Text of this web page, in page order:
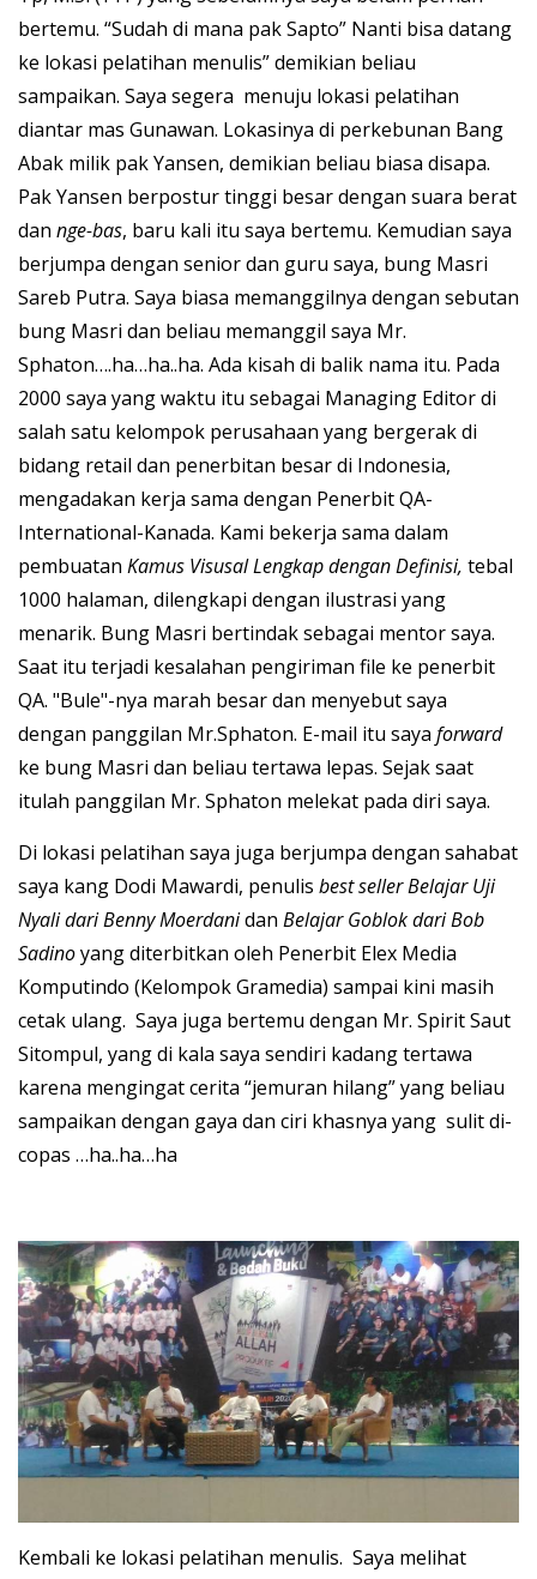
bertemu. “Sudah di mana pak Sapto” Nanti bisa datang
ke lokasi pelatihan menulis” demikian beliau
sampaikan. Saya segera menuju lokasi pelatihan
diantar mas Gunawan. Lokasinya di perkebunan Bang
Abak milik pak Yansen, demikian beliau biasa disapa.
Pak Yansen berpostur tinggi besar dengan suara berat
dan nge-bas, baru kali itu saya bertemu. Kemudian saya
berjumpa dengan senior dan guru saya, bung Masri
Sareb Putra. Saya biasa memanggilnya dengan sebutan
bung Masri dan beliau memanggil saya Mr.
Sphaton….ha…ha..ha. Ada kisah di balik nama itu. Pada
2000 saya yang waktu itu sebagai Managing Editor di
salah satu kelompok perusahaan yang bergerak di
bidang retail dan penerbitan besar di Indonesia,
mengadakan kerja sama dengan Penerbit QA-
International-Kanada. Kami bekerja sama dalam
pembuatan Kamus Visusal Lengkap dengan Definisi, tebal
1000 halaman, dilengkapi dengan ilustrasi yang
menarik. Bung Masri bertindak sebagai mentor saya.
Saat itu terjadi kesalahan pengiriman file ke penerbit
QA. "Bule"-nya marah besar dan menyebut saya
dengan panggilan Mr.Sphaton. E-mail itu saya forward
ke bung Masri dan beliau tertawa lepas. Sejak saat
itulah panggilan Mr. Sphaton melekat pada diri saya.
Di lokasi pelatihan saya juga berjumpa dengan sahabat
saya kang Dodi Mawardi, penulis best seller Belajar Uji
Nyali dari Benny Moerdanidan Belajar Goblok dari Bob
Sadinoyang diterbitkan oleh Penerbit Elex Media
Komputindo (Kelompok Gramedia) sampai kini masih
cetak ulang. Saya juga bertemu dengan Mr. Spirit Saut
Sitompul, yang di kala saya sendiri kadang tertawa
karena mengingat cerita “jemuran hilang” yang beliau
sampaikan dengan gaya dan ciri khasnya yang sulit di-
copas …ha..ha…ha
Kembali ke lokasi pelatihan menulis. Saya melihat